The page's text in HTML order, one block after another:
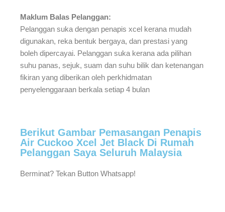
Maklum Balas Pelanggan:
Pelanggan suka dengan penapis xcel kerana mudah
digunakan, reka bentuk bergaya, dan prestasi yang
boleh dipercayai. Pelanggan suka kerana ada pilihan
suhu panas, sejuk, suam dan suhu bilik dan ketenangan
fikiran yang diberikan oleh perkhidmatan
penyelenggaraan berkala setiap 4 bulan
Berikut Gambar Pemasangan Penapis
Air Cuckoo Xcel Jet Black Di Rumah
Pelanggan Saya Seluruh Malaysia
Berminat? Tekan Button Whatsapp!